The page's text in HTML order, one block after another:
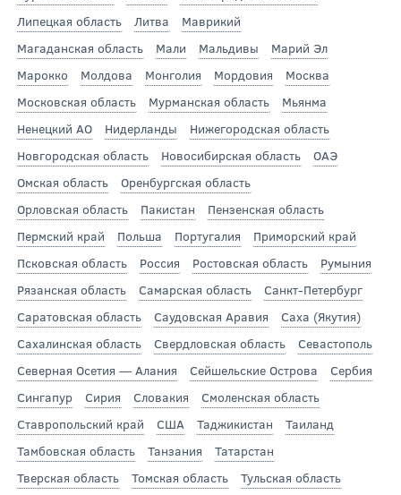
Липецкая область
Литва
Маврикий
Магаданская область
Мали Мальдивы
Марий Эл
Марокко
Молдова Монголия Мордовия
Москва
Московская область
Мурманская область
Мьянма
Ненецкий АО
Нидерланды
Нижегородская область
Новгородская область
Новосибирская область
ОАЭ
Омская область
Оренбургская область
Орловская область
Пакистан
Пензенская область
Пермский край
Польша Португалия
Приморский край
Псковская область
Россия Ростовская область
Румыния
Рязанская область
Самарская область
Санкт-Петербург
Саратовская область
Саудовская Аравия
Саха (Якутия)
Сахалинская область
Свердловская область
Севастополь
Северная Осетия — Алания
Сейшельские Острова
Сербия
Сингапур
Сирия Словакия
Смоленская область
Ставропольский край
США Таджикистан
Таиланд
Тамбовская область
Танзания
Татарстан
Тверская область
Томская область
Тульская область